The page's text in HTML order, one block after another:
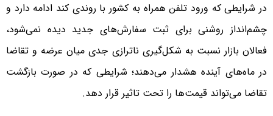
در شرایطی که ورود تلفن همراه به کشور با روندی کند ادامه دارد و
چشم‌انداز روشنی برای ثبت سفارش‌های جدید دیده نمی‌شود،
فعالان بازار نسبت به شکل‌گیری ناترازی جدی میان عرضه و تقاضا
در ماه‌های آینده هشدار می‌دهند؛ شرایطی که در صورت بازگشت
تقاضا می‌تواند قیمت‌ها را تحت تاثیر قرار دهد.